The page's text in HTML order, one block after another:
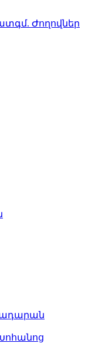
Ժողովներ